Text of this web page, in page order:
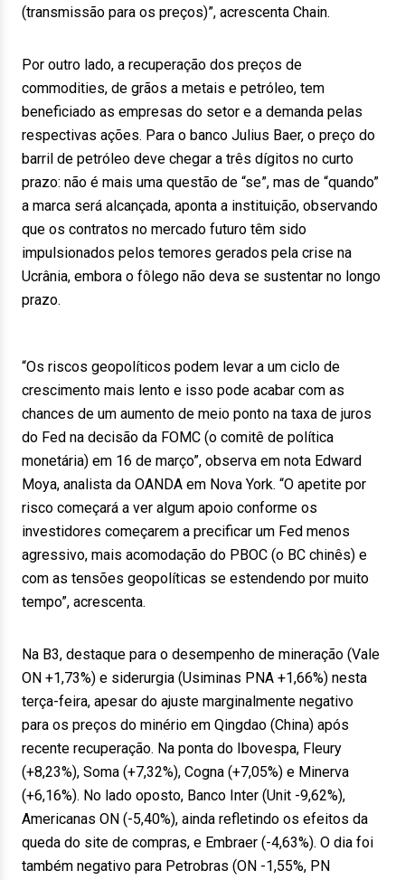
(transmissão para os preços)”, acrescenta Chain.
Por outro lado, a recuperação dos preços de
commodities, de grãos a metais e petróleo, tem
beneficiado as empresas do setor e a demanda pelas
respectivas ações. Para o banco Julius Baer, o preço do
barril de petróleo deve chegar a três dígitos no curto
prazo: não é mais uma questão de “se”, mas de “quando”
a marca será alcançada, aponta a instituição, observando
que os contratos no mercado futuro têm sido
impulsionados pelos temores gerados pela crise na
Ucrânia, embora o fôlego não deva se sustentar no longo
prazo.
“Os riscos geopolíticos podem levar a um ciclo de
crescimento mais lento e isso pode acabar com as
chances de um aumento de meio ponto na taxa de juros
do Fed na decisão da FOMC (o comitê de política
monetária) em 16 de março”, observa em nota Edward
Moya, analista da OANDA em Nova York. “O apetite por
risco começará a ver algum apoio conforme os
investidores começarem a precificar um Fed menos
agressivo, mais acomodação do PBOC (o BC chinês) e
com as tensões geopolíticas se estendendo por muito
tempo”, acrescenta.
Na B3, destaque para o desempenho de mineração (Vale
ON +1,73%) e siderurgia (Usiminas PNA +1,66%) nesta
terça-feira, apesar do ajuste marginalmente negativo
para os preços do minério em Qingdao (China) após
recente recuperação. Na ponta do Ibovespa, Fleury
(+8,23%), Soma (+7,32%), Cogna (+7,05%) e Minerva
(+6,16%). No lado oposto, Banco Inter (Unit -9,62%),
Americanas ON (-5,40%), ainda refletindo os efeitos da
queda do site de compras, e Embraer (-4,63%). O dia foi
também negativo para Petrobras (ON -1,55%, PN